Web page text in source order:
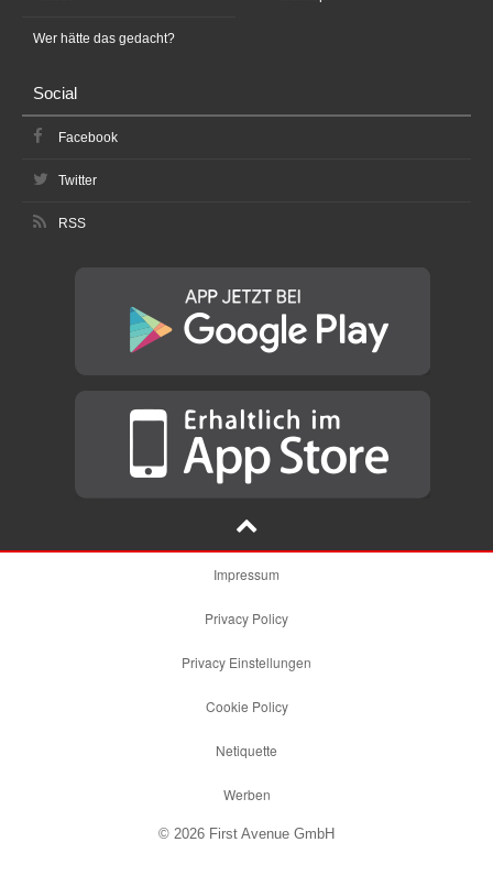
Wer hätte das gedacht?
Social
Facebook
Twitter
RSS
Impressum
Privacy Policy
Privacy Einstellungen
Cookie Policy
Netiquette
Werben
© 2026 First Avenue GmbH